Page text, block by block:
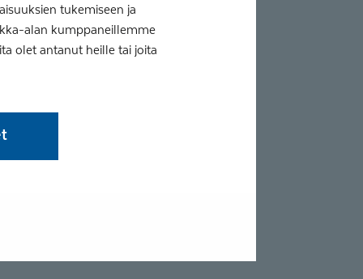
tukemiseen ja
alan kumppaneillemme
olet antanut heille tai joita